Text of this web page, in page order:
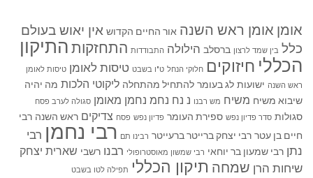
אומן אומן ראש השנה אור החיים הקדוש אין יאוש בעולם
כלל בין שמד לרצון ברסלב הילולה התבודדות התחזקות התיקון
הכללי חיזוקים חלוקי הנחל ט"ו בשבט טיסות לאומן טיסות לאומן
ראש השנה ישועות לג בעומר להתחיל מהתחלה ליקוטי הלכות מה יהיה
שיבוא משיח משיח מש רבנו נ נח נחמ נחמן מאומן סגולה לערב פסח
סגולות סדר פדיון נפש ספירת העומר פדיון נפש פסח צדיקים ראש השנה רבי
חיים בן עטר רבי יצחק ברייטר ברעייטר רבינו תם רבי נחמן רבי
נתן רבי שמעון בר יוחאי רבי שמשון מאוסטרופולי רבנו רשבי שארית יצחק
שיחות הרן שמחה תיקון הכללי תפילה לטו בשבט